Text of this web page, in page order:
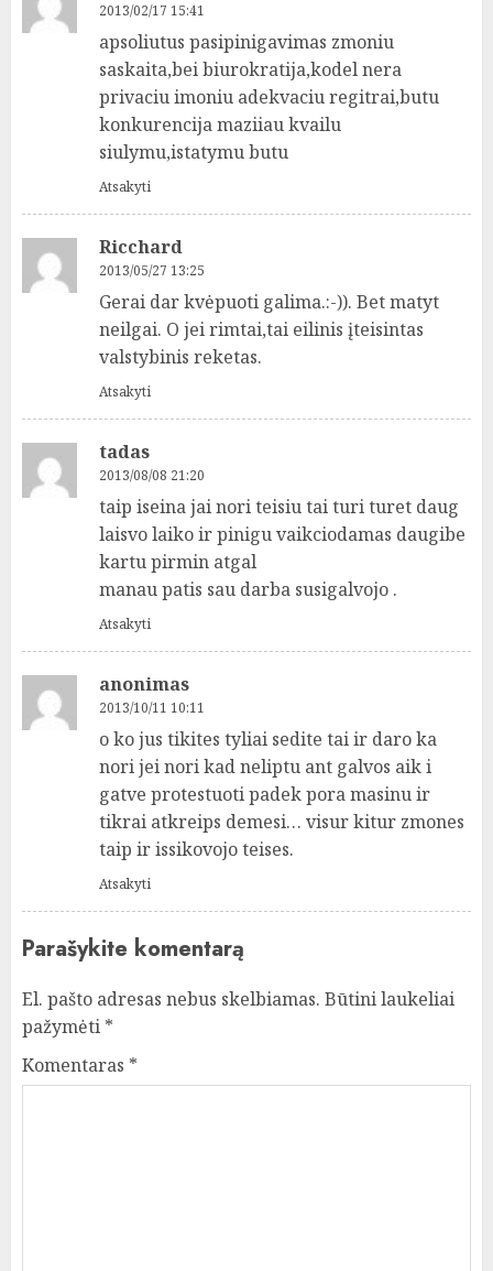
2013/02/17 15:41
apsoliutus pasipinigavimas zmoniu
saskaita,bei biurokratija,kodel nera
privaciu imoniu adekvaciu regitrai,butu
konkurencija maziiau kvailu
siulymu,istatymu butu
Atsakyti
Ricchard
2013/05/27 13:25
Gerai dar kvėpuoti galima.:-)). Bet matyt
neilgai. O jei rimtai,tai eilinis įteisintas
valstybinis reketas.
Atsakyti
tadas
2013/08/08 21:20
taip iseina jai nori teisiu tai turi turet daug
laisvo laiko ir pinigu vaikciodamas daugibe
kartu pirmin atgal
manau patis sau darba susigalvojo .
Atsakyti
anonimas
2013/10/11 10:11
o ko jus tikites tyliai sedite tai ir daro ka
nori jei nori kad neliptu ant galvos aik i
gatve protestuoti padek pora masinu ir
tikrai atkreips demesi… visur kitur zmones
taip ir issikovojo teises.
Atsakyti
Parašykite komentarą
El. pašto adresas nebus skelbiamas. Būtini laukeliai
pažymėti *
Komentaras *